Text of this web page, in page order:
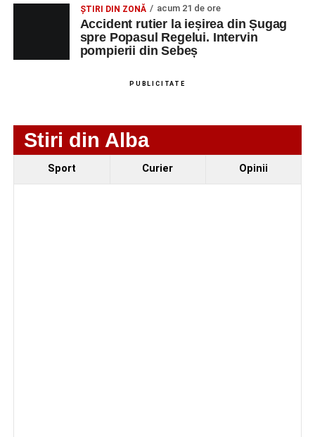
Fest, la Cetatea Greavilor din Gârbova
ȘTIRI DIN ZONĂ acum 21 de ore
Accident rutier la ieșirea din Șugag
spre Popasul Regelui. Intervin
pompierii din Sebeș
PUBLICITATE
Stiri din Alba
Sport Curier Opinii